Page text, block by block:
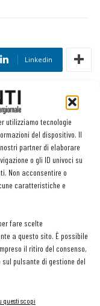
utilizziamo tecnologie
del dispositivo. Il
partner di elaborare
o gli ID univoci su
Non acconsentire o
caratteristiche e
fare scelte
a questo sito. È possibile
il ritiro del consenso,
pulsante di gestione del
questi scopi
Linkedin
Come prepararli,
al catering? Sì, ma la